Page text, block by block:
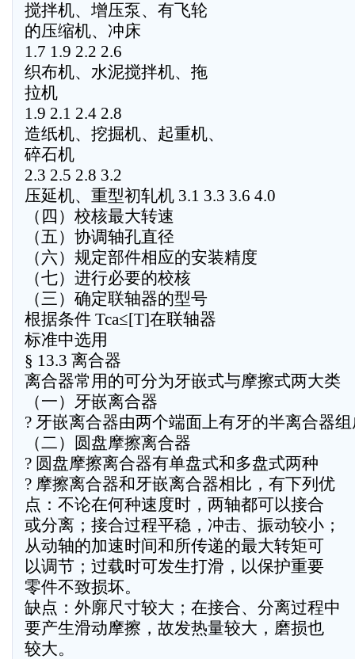
搅拌机、增压泵、有飞轮
的压缩机、冲床
1.7 1.9 2.2 2.6
织布机、水泥搅拌机、拖
拉机
1.9 2.1 2.4 2.8
造纸机、挖掘机、起重机、
碎石机
2.3 2.5 2.8 3.2
压延机、重型初轧机 3.1 3.3 3.6 4.0
（四）校核最大转速
（五）协调轴孔直径
（六）规定部件相应的安装精度
（七）进行必要的校核
（三）确定联轴器的型号
根据条件 Tca≤[T]在联轴器
标准中选用
§ 13.3 离合器
离合器常用的可分为牙嵌式与摩擦式两大类
（一）牙嵌离合器
? 牙嵌离合器由两个端面上有牙的半离合器
（二）圆盘摩擦离合器
? 圆盘摩擦离合器有单盘式和多盘式两种
? 摩擦离合器和牙嵌离合器相比，有下列优
点：不论在何种速度时，两轴都可以接合
或分离；接合过程平稳，冲击、振动较小；
从动轴的加速时间和所传递的最大转矩可
以调节；过载时可发生打滑，以保护重要
零件不致损坏。
缺点：外廓尺寸较大；在接合、分离过程中
要产生滑动摩擦，故发热量较大，磨损也
较大。